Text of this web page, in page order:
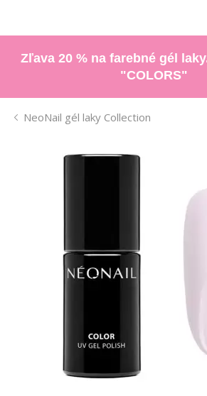
Zľava 20 % na farebné gél
"COLORS"
NeoNail gél laky Collection